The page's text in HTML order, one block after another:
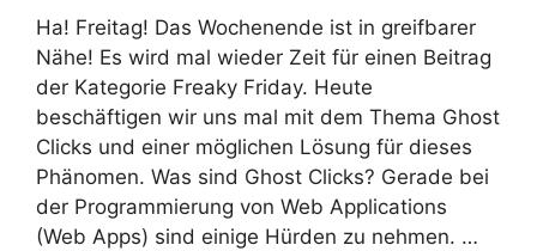
Ha! Freitag! Das Wochenende ist in greifbarer
Nähe! Es wird mal wieder Zeit für einen Beitrag
der Kategorie Freaky Friday. Heute
beschäftigen wir uns mal mit dem Thema Ghost
Clicks und einer möglichen Lösung für dieses
Phänomen. Was sind Ghost Clicks? Gerade bei
der Programmierung von Web Applications
(Web Apps) sind einige Hürden zu nehmen. …